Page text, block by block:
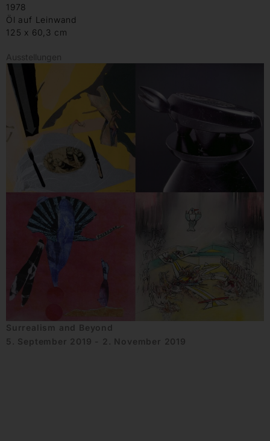
1978
Öl auf Leinwand
125 x 60,3 cm
Ausstellungen
Surrealism and Beyond
5. September 2019 - 2. November 2019